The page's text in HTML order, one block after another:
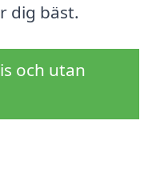
dig bäst.
och utan